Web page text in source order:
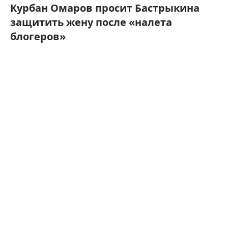
Курбан Омаров просит Бастрыкина
защитить жену после «налета
блогеров»